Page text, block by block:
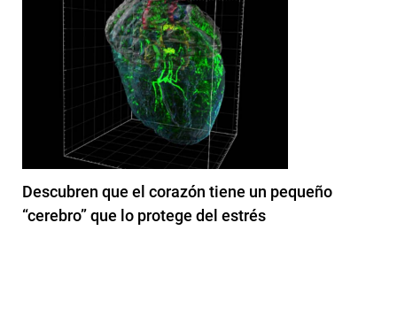
Descubren que el corazón tiene un pequeño
“cerebro” que lo protege del estrés